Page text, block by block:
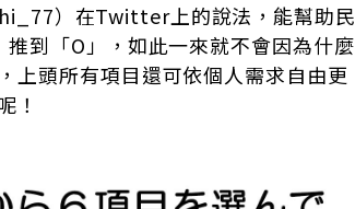
）在Twitter上的說法， 能幫助民
推到 「O」，如此一來就不會因為什麼
上頭所有項目還可依個人需求自由更
！